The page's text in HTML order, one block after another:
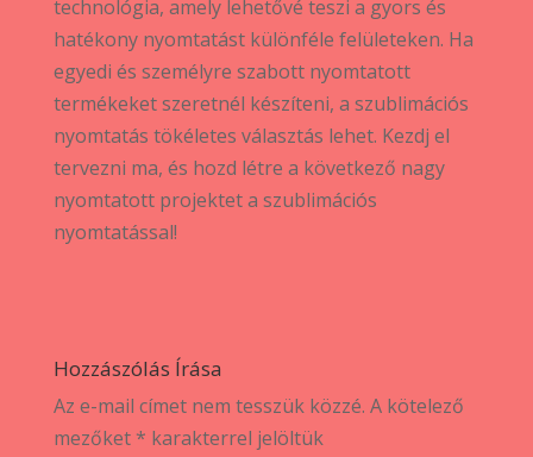
technológia, amely lehetővé teszi a gyors és
hatékony nyomtatást különféle felületeken. Ha
egyedi és személyre szabott nyomtatott
termékeket szeretnél készíteni, a szublimációs
nyomtatás tökéletes választás lehet. Kezdj el
tervezni ma, és hozd létre a következő nagy
nyomtatott projektet a szublimációs
nyomtatással!
Hozzászólás Írása
Az e-mail címet nem tesszük közzé. A kötelező
mezőket* karakterrel jelöltük